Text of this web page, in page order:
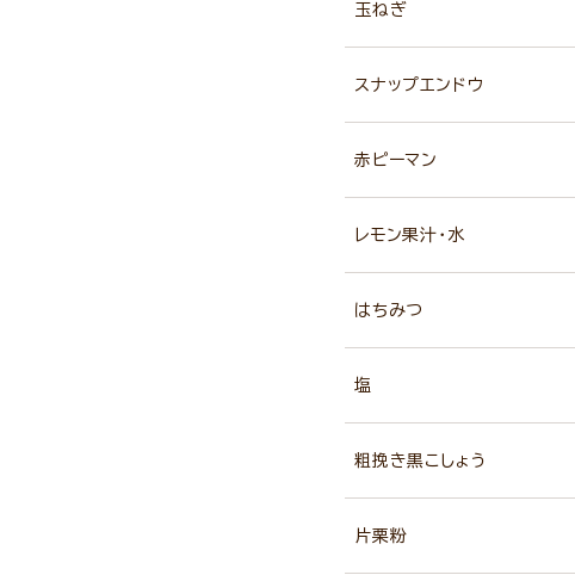
玉ねぎ
スナップエンドウ
赤ピーマン
レモン果汁・水
はちみつ
塩
粗挽き黒こしょう
片栗粉